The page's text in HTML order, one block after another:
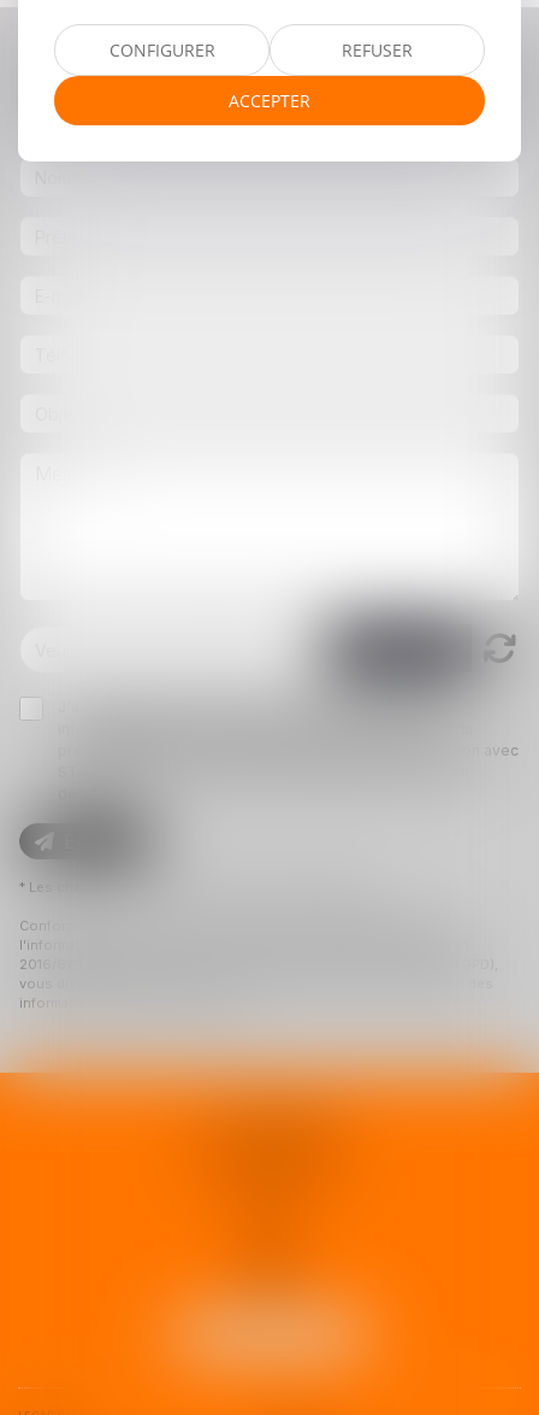
ContacterCélineMIGUET
présent site dans le cadre de ma demande et de la relation avec
* Les champs suivis d'un astérisque sont obligatoires.
Conformément à la loi n°78-17 du 6 janvier 1978 modifiée relative à
l'informatique, aux fichiers et aux libertés, et au règlement européen
2016/679, dit Règlement Général sur la Protection des Données (RGPD),
vous disposez d'un droit d'accès, de rectification, de suppression des
informations qui vous concernent.
CONFIGURER REFUSER
ACCEPTER